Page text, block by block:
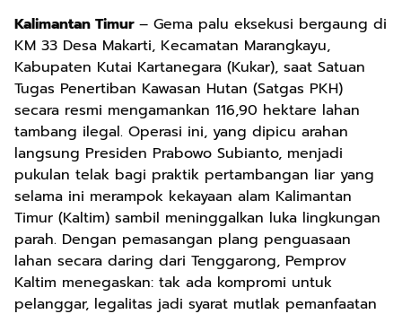
Kalimantan Timur – Gema palu eksekusi bergaung di
KM 33 Desa Makarti, Kecamatan Marangkayu,
Kabupaten Kutai Kartanegara (Kukar), saat Satuan
Tugas Penertiban Kawasan Hutan (Satgas PKH)
secara resmi mengamankan 116,90 hektare lahan
tambang ilegal. Operasi ini, yang dipicu arahan
langsung Presiden Prabowo Subianto, menjadi
pukulan telak bagi praktik pertambangan liar yang
selama ini merampok kekayaan alam Kalimantan
Timur (Kaltim) sambil meninggalkan luka lingkungan
parah. Dengan pemasangan plang penguasaan
lahan secara daring dari Tenggarong, Pemprov
Kaltim menegaskan: tak ada kompromi untuk
pelanggar, legalitas jadi syarat mutlak pemanfaatan